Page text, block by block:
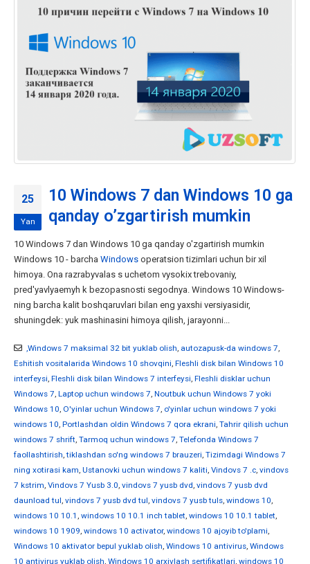
25
Yan
10 Windows 7 dan Windows 10 ga
qanday o’zgartirish mumkin
10 Windows 7 dan Windows 10 ga qanday o'zgartirish mumkin
Windows 10 - barcha Windows operatsion tizimlari uchun bir xil
himoya. Ona razrabyvalas s uchetom vysokix trebovaniy,
pred'yavlyaemyh k bezopasnosti segodnya. Windows 10 Windows-
ning barcha kalit boshqaruvlari bilan eng yaxshi versiyasidir,
shuningdek: yuk mashinasini himoya qilish, jarayonni...
,Windows 7 maksimal 32 bit yuklab olish, autozapusk-da windows 7,
Eshitish vositalarida Windows 10 shovqini, Fleshli disk bilan Windows 10
interfeysi, Fleshli disk bilan Windows 7 interfeysi, Fleshli disklar uchun
Windows 7, Laptop uchun windows 7, Noutbuk uchun Windows 7 yoki
Windows 10, O'yinlar uchun Windows 7, o'yinlar uchun windows 7 yoki
windows 10, Portlashdan oldin Windows 7 qora ekrani, Tahrir qilish uchun
windows 7 shrift, Tarmoq uchun windows 7, Telefonda Windows 7
faollashtirish,tiklashdan so'ng windows 7 brauzeri, Tizimdagi Windows 7
ning xotirasi kam, Ustanovki uchun windows 7 kaliti, Vindovs 7 .c, vindovs
7 kstrim, Vindovs 7 Yusb 3.0, vindovs 7 yusb dvd, vindovs 7 yusb dvd
daunload tul, vindovs 7 yusb dvd tul, vindovs 7 yusb tuls, windows 10,
windows 10 10.1 , windows 10 10.1 inch tablet, windows 10 10.1 tablet,
windows 10 1909, windows 10 activator, windows 10 ajoyib to'plami,
Windows 10 aktivator bepul yuklab olish, Windows 10 antivirus, Windows
10 antivirus yuklab olish, Windows 10 arxivlash sertifikatlari, windows 10